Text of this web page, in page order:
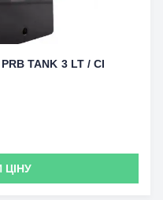
TANK 3 LT / CI
ЦІНУ